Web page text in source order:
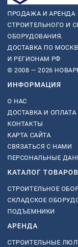
ПРОДАЖА И АРЕНДА
СТРОИТЕЛЬНОГО И
ОБОРУДОВАНИЯ.
ДОСТАВКА ПО
И РЕГИОНАМ РФ
© 2008 — 2026
ИНФОРМАЦИЯ
О НАС
ДОСТАВКА И ОПЛАТА
КОНТАКТЫ
КАРТА САЙТА
СВЯЗАТЬСЯ С НАМИ
ПЕРСОНАЛЬНЫЕ
КАТАЛОГ ТОВАРОВ
СТРОИТЕЛЬНОЕ
СКЛАДСКОЕ
ПОДЪЕМНИКИ
АРЕНДА
СТРОИТЕЛЬНЫЕ